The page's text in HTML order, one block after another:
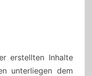
erstellten Inhalte
unterliegen dem